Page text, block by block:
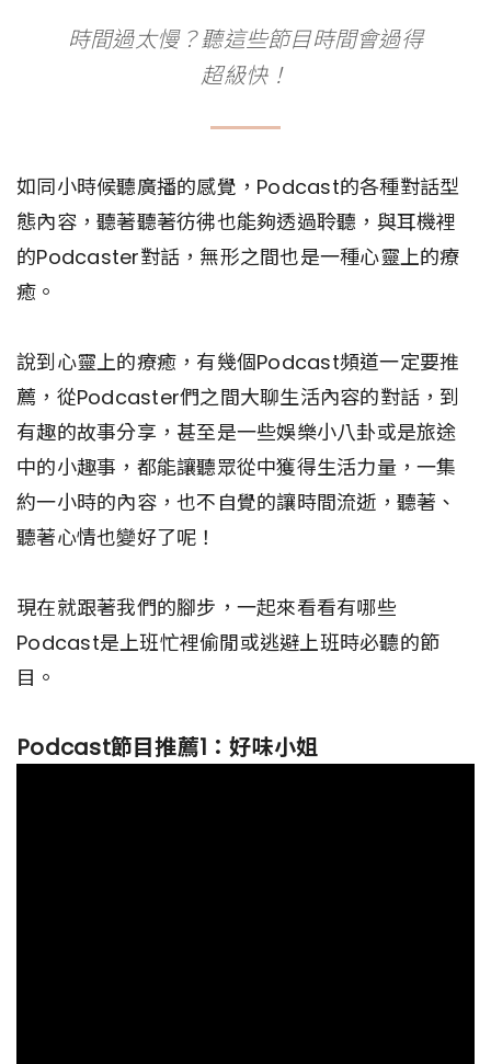
時間過太慢？聽這些節目時間會過得
超級快！
如同小時候聽廣播的感覺，Podcast的各種對話型
態內容，聽著聽著彷彿也能夠透過聆聽，與耳機裡
的Podcaster對話，無形之間也是一種心靈上的療
癒。
說到心靈上的療癒，有幾個Podcast頻道一定要推
薦，從Podcaster們之間大聊生活內容的對話，到
有趣的故事分享，甚至是一些娛樂小八卦或是旅途
中的小趣事，都能讓聽眾從中獲得生活力量，一集
約一小時的內容，也不自覺的讓時間流逝，聽著、
聽著心情也變好了呢！
現在就跟著我們的腳步，一起來看看有哪些
Podcast是上班忙裡偷閒或逃避上班時必聽的節
目。
Podcast節目推薦1：好味小姐